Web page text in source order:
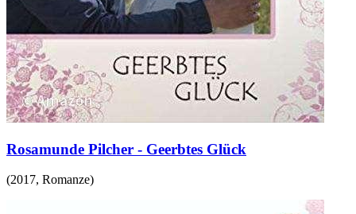
Rosamunde Pilcher - Geerbtes Glück
(2017, Romanze)